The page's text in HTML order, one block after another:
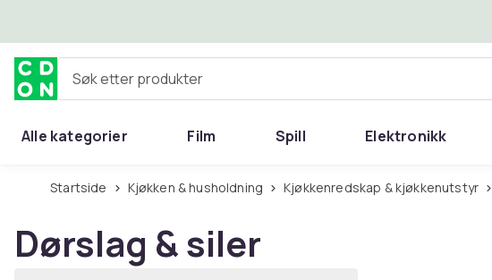
Søk etter produkter
Alle kategorier Film Spill Elektronikk
Startside Kjøkken & husholdning Kjøkkenredskap & kjøkkenutstyr
Dørslag & siler